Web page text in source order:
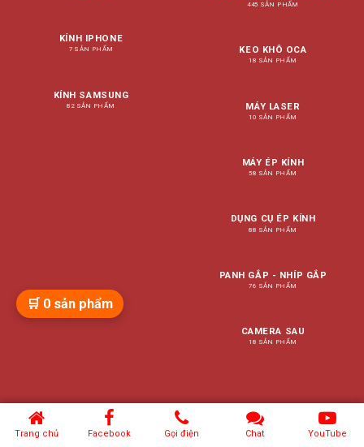
KÍNH IPHONE
7 SẢN PHẨM
KÍNH SAMSUNG
82 SẢN PHẨM
445 SẢN PHẨM
KEO KHÔ OCA
18 SẢN PHẨM
MÁY LASER
10 SẢN PHẨM
MÁY ÉP KÍNH
58 SẢN PHẨM
DỤNG CỤ ÉP KÍNH
88 SẢN PHẨM
PANH GẮP - NHÍP GẮP
76 SẢN PHẨM
CAMERA SAU
18 SẢN PHẨM
Trang chủ Facebook Gọi điện Chat YouTube
🛒 0 sản phẩm